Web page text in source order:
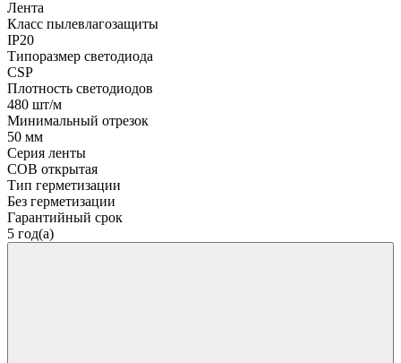
Лента
Класс пылевлагозащиты
IP20
Типоразмер светодиода
CSP
Плотность светодиодов
480 шт/м
Минимальный отрезок
50 мм
Серия ленты
COB открытая
Тип герметизации
Без герметизации
Гарантийный срок
5 год(а)